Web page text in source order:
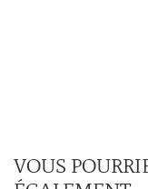
VOUS